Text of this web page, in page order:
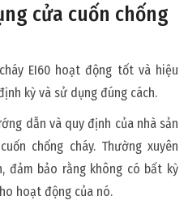
cửa cuốn chống
EI60 hoạt động tốt và hiệu
kỳ và sử dụng đúng cách.
dẫn và quy định của nhà sản
chống cháy. Thường xuyên
đảm bảo rằng không có bất kỳ
hoạt động của nó.